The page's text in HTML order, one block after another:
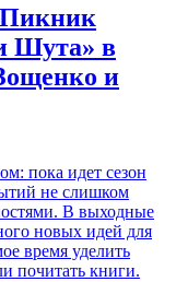
Шута» в
и
пока идет сезон
не слишком
В выходные
новых идей для
время уделить
почитать книги.